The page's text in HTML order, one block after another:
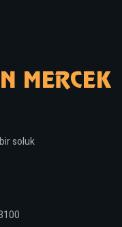
soluk